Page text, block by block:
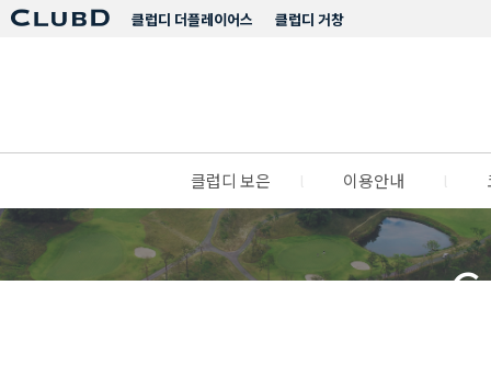
클럽디 거창
클럽디 더플레이어스
클럽디 보은 이용안내